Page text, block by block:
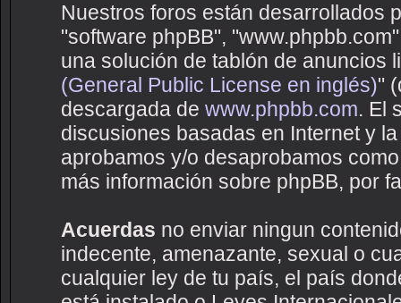
Nuestros foros están desarrollados
"software phpBB",
una solución de tablón de anuncios
(General Public License en inglés)"
descargada de www.phpbb.com. El
discusiones basadas en Internet y
aprobamos y/o desaprobamos
más información sobre phpBB, por
Acuerdas no enviar ningun
indecente, amenazante, sexual o
cualquier ley de tu país, el país